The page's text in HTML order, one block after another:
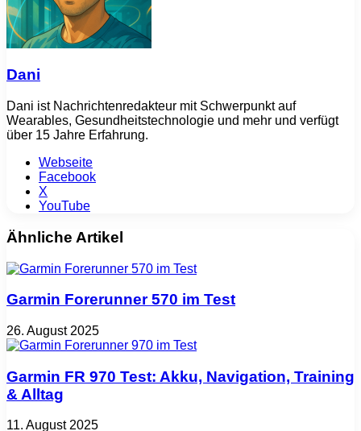
Dani
Dani ist Nachrichtenredakteur mit Schwerpunkt auf
Wearables, Gesundheitstechnologie und mehr und verfügt
über 15 Jahre Erfahrung.
Webseite
Facebook
X
YouTube
Ähnliche Artikel
Garmin Forerunner 570 im Test
26. August 2025
Garmin FR 970 Test: Akku, Navigation, Training
& Alltag
11. August 2025